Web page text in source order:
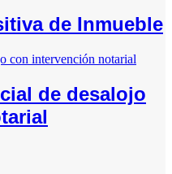
de Inmueble
de desalojo